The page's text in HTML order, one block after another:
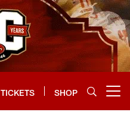
TICKETS SHOP